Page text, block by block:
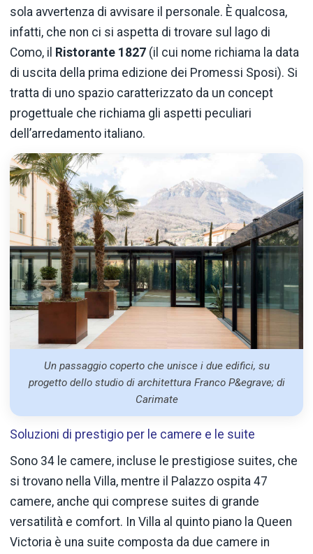
sola avvertenza di avvisare il personale. È qualcosa,
infatti, che non ci si aspetta di trovare sul lago di
Como, il Ristorante 1827 (il cui nome richiama la data
di uscita della prima edizione dei Promessi Sposi). Si
tratta di uno spazio caratterizzato da un concept
progettuale che richiama gli aspetti peculiari
dell’arredamento italiano.
Un passaggio coperto che unisce i due edifici, su
progetto dello studio di architettura Franco P&egrave; di
Carimate
Soluzioni di prestigio per le camere e le suite
Sono 34 le camere, incluse le prestigiose suites, che
si trovano nella Villa, mentre il Palazzo ospita 47
camere, anche qui comprese suites di grande
versatilità e comfort. In Villa al quinto piano la Queen
Victoria è una suite composta da due camere in